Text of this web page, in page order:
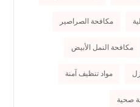
مكافحة الصراصير
مكافحة النمل الأبيض
مواد تنظيف آمنة
صحية